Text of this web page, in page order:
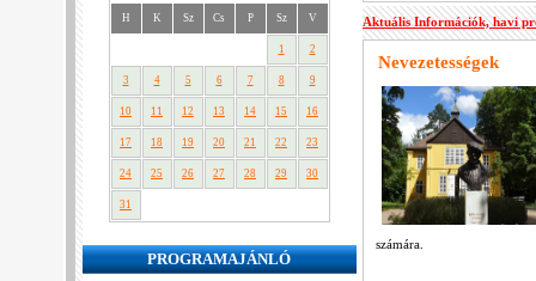
H K Sz Cs P Sz V
1 2
3 4 5 6 7 8 9
10 11 12 13 14 15 16
17 18 19 20 21 22 23
24 25 26 27 28 29 30
31
PROGRAMAJÁNLÓ
Aktuális Információk, havi
Nevezetességek
számára.